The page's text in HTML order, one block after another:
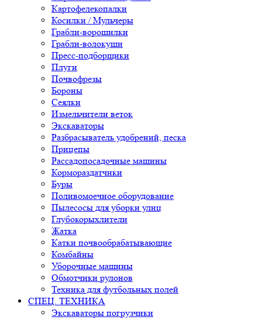
Картофелекопалки
Косилки / Мульчеры
Грабли-ворошилки
Грабли-волокуши
Пресс-подборщики
Плуги
Почвофрезы
Бороны
Сеялки
Измельчители веток
Экскаваторы
Разбрасыватель удобрений, песка
Прицепы
Рассадопосадочные машины
Кормораздатчики
Буры
Поливомоечное оборудование
Пылесосы для уборки улиц
Глубокорыхлители
Жатка
Катки почвообрабатывающие
Комбайны
Уборочные машины
Обмотчики рулонов
Техника для футбольных полей
СПЕЦ. ТЕХНИКА
Экскаваторы погрузчики